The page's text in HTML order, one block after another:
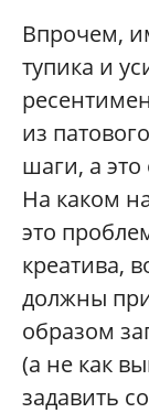
Впрочем,
тупика и
из
шаги, а
На каком
это
креатива,
должны
образом
(а не как
задавить